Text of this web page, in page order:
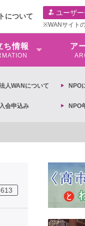
について ユーザ
※WANサイト
ち情報 ア
⼈WANについて NPO
会申込み NPO